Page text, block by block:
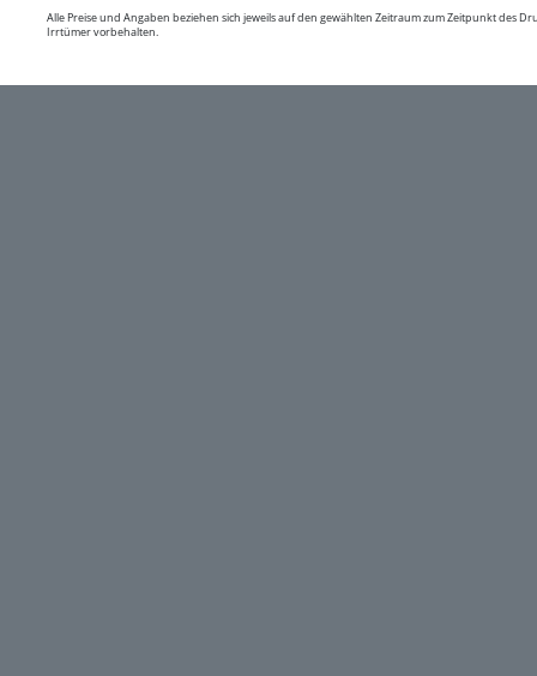
Alle Preise und Angaben beziehen sich jeweils auf den gewählten Zeitraum zum Zeitpunkt des
Irrtümer vorbehalten.